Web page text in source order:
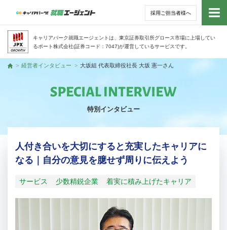
採用ご担当者様へ
キャリアパーク就職エージェントは、東京証券取引所グロース市場に上場してい
るポート株式会社(証券コード：7047)が運営しているサービスです。
トッ
トップ
経営者インタビュー 大坂組 代表取締役社長 大坂 憲一さん
特別インタビュー
人付き合いを大切にすると充実したキャリアに
なる｜自分の意見を臆せず周りに伝えよう
サービス 少数精鋭企業 着実に積み上げたキャリア